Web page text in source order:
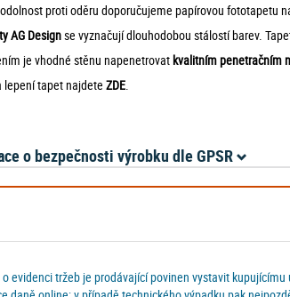
proti oděru doporučujeme papírovou fototapetu
AG Designse vyznačují dlouhodobou stálostí barev.
je vhodné stěnu napenetrovatkvalitním penetračním
lepení tapet najdeteZDE.
o bezpečnosti výrobku dle GPSR
evidenci tržeb je prodávající povinen vystavit